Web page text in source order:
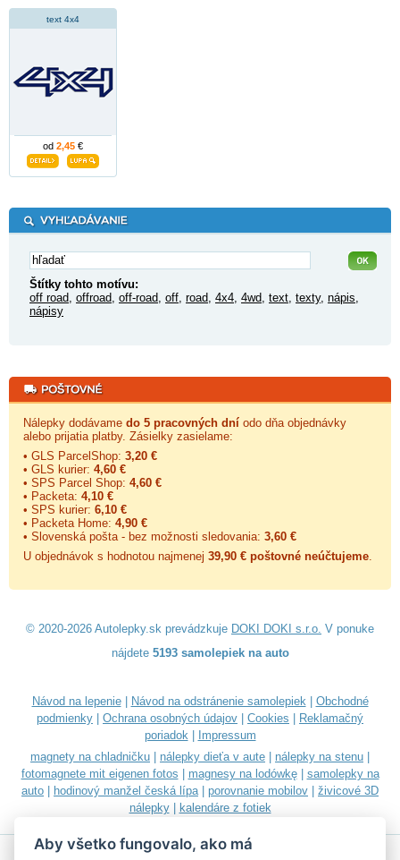
text 4x4
od 2,45 €
Štítky tohto motívu:
off road offroad off-road off road 4x4 4wd text texty, nápis
nápisy
Nálepky dodávame do 5 pracovných dní odo dňa objednávky
alebo prijatia platby. Zásielky zasielame:
• GLS ParcelShop: 3,20 €
• GLS kurier: 4,60 €
• SPS Parcel Shop: 4,60 €
• Packeta: 4,10 €
• SPS kurier: 6,10 €
• Packeta Home: 4,90 €
• Slovenská pošta - bez možnosti sledovania: 3,60 €
U objednávok s hodnotou najmenej 39,90 € poštovné neúčtujeme
© 2020-2026 Autolepky.sk prevádzkuje DOKI DOKI s.r.o. V ponuke
nájdete 5193 samolepiek na auto
Návod na lepenie| Návod na odstránenie samolepiek| Obchodné
podmienky
Ochrana osobných údajov Cookies
Reklamačný
poriadok|
Impressum
magnety na chladničku
nálepky dieťa v aute nálepky na stenu
fotomagnete mit eigenen fotos
magnesy na lodówkę| samolepky na
auto
hodinový manžel česká lípa| porovnanie mobilov
živicové 3D
nálepky| kalendáre z fotiek
Aby všetko fungovalo, ako má